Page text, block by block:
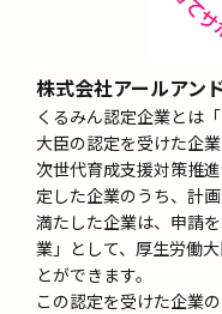
株式会社アールアン
くるみん認定企業とは
大臣の認定を受けた企業
次世代育成支援対策推
定した企業のうち、計
満たした企業は、申請
業」として、厚生労働
とができます。
この認定を受けた企業